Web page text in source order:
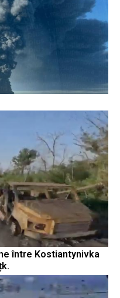
între Kostiantynivka